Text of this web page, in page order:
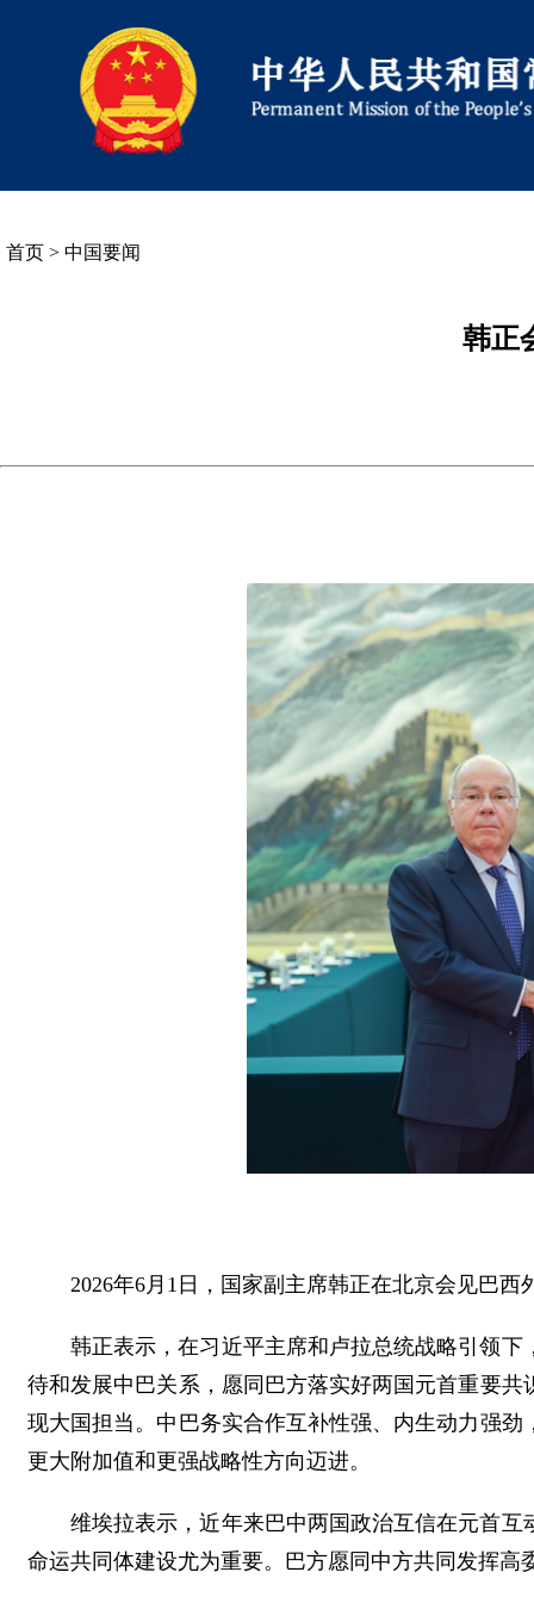
首页 > 中国要闻
韩正
2026年6月1日，国家副主席韩正在北京会见巴西
韩正表示，在习近平主席和卢拉总统战略引领
待和发展中巴关系，愿同巴方落实好两国元首重要
现大国担当。中巴务实合作互补性强、内生动力强
更大附加值和更强战略性方向迈进。
维埃拉表示，近年来巴中两国政治互信在元首
命运共同体建设尤为重要。巴方愿同中方共同发挥高